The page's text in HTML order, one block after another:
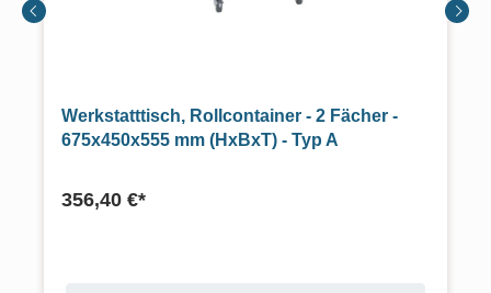
Werkstatttisch, Rollcontainer - 2 Fächer -
675x450x555 mm (HxBxT) - Typ A
356,40 €*